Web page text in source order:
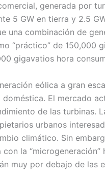
generada por
5 GW en tierra y 2.5
una combinación de
“práctico” de 150,000
gigavatios hora
eólica a gran
El mercado
de las turbinas.
urbanos
climático. Sin
la
muy por debajo de las